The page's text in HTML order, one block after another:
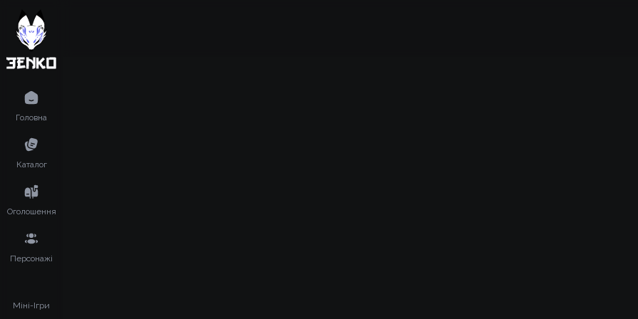
Головна
Каталог
Оголошення
Персонажі
Міні-Ігри